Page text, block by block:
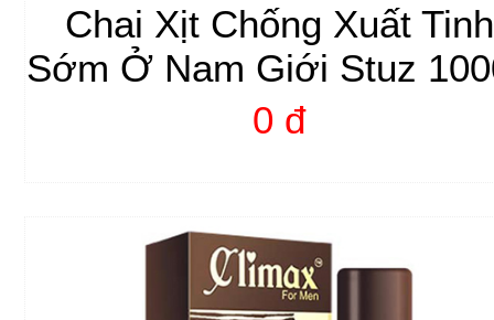
Chai Xịt Chống Xuất Tinh
Sớm Ở Nam Giới Stuz
0 đ